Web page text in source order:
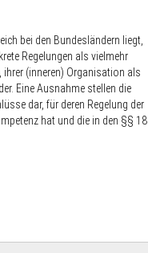
bei den Bundesländern liegt,
Regelungen als vielmehr
ihrer (inneren) Organisation als
Eine Ausnahme stellen die
dar, für deren Regelung der
hat und die in den §§ 18